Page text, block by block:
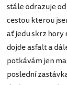
stále odrazuje
cestou kterou
ať jedu skrz hory
dojde asfalt a
potkávám jen
poslední